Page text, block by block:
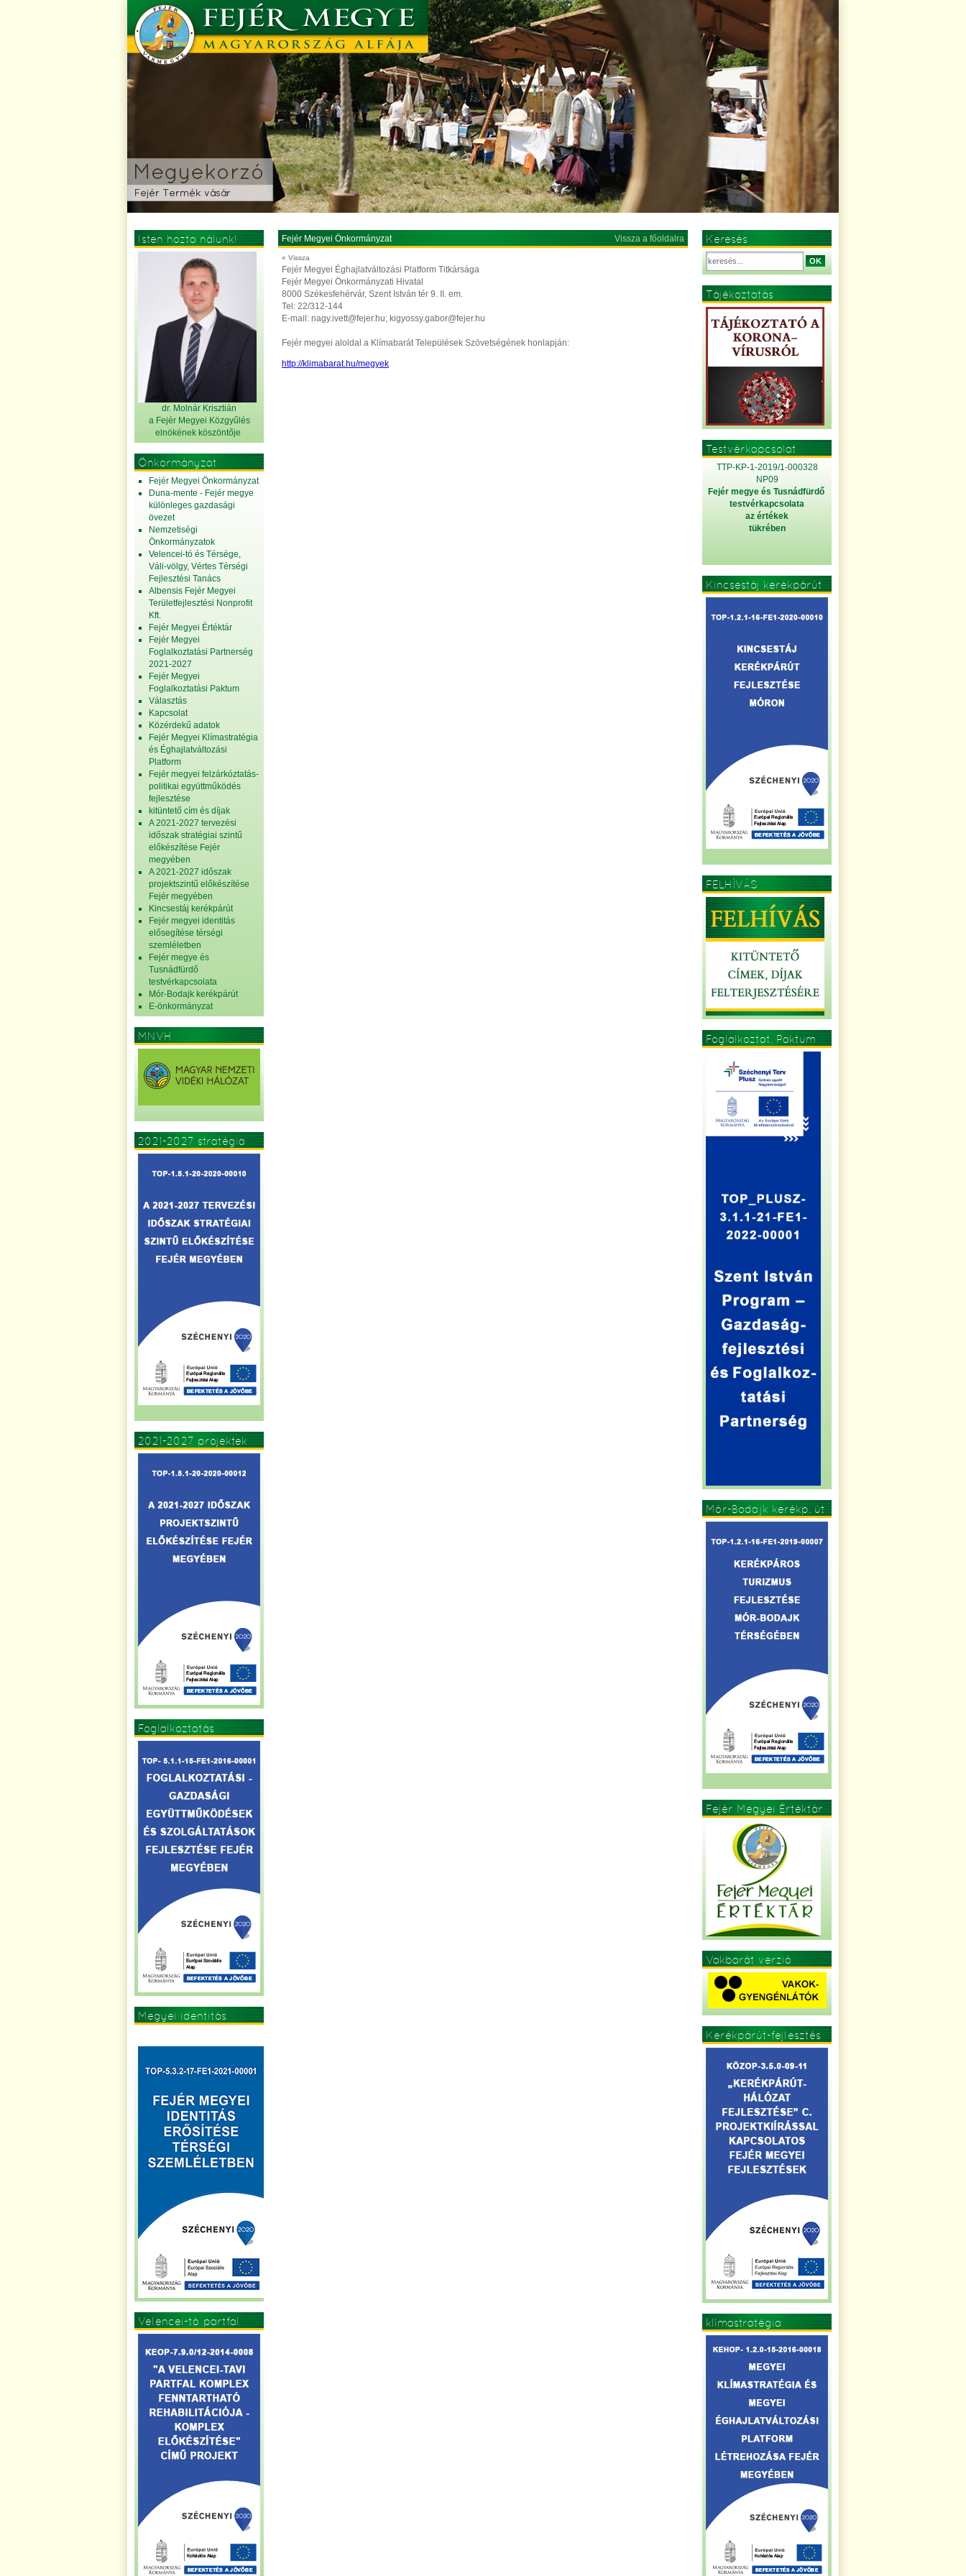
Isten hozta nálunk!
dr. Molnár Krisztián
a Fejér Megyei Közgyűlés
elnökének köszöntője
Önkormányzat
Fejér Megyei Önkormányzat
Duna-mente - Fejér megye
különleges gazdasági
övezet
Nemzetiségi
Önkormányzatok
Velencei-tó és Térsége,
Váli-völgy, Vértes Térségi
Fejlesztési Tanács
Albensis Fejér Megyei
Területfejlesztési Nonprofit
Kft.
Fejér Megyei Értéktár
Fejér Megyei
Foglalkoztatási Partnerség
2021-2027
Fejér Megyei
Foglalkoztatási Paktum
Választás
Kapcsolat
Közérdekű adatok
Fejér Megyei Klímastratégia
és Éghajlatváltozási
Platform
Fejér megyei felzárkóztatás-
politikai együttműködés
fejlesztése
kitüntető cím és díjak
A 2021-2027 tervezési
időszak stratégiai szintű
előkészítése Fejér
megyében
A 2021-2027 időszak
projektszintű előkészítése
Fejér megyében
Kincsestáj kerékpárút
Fejér megyei identitás
elősegítése térségi
szemléletben
Fejér megye és
Tusnádfürdő
testvérkapcsolata
Mór-Bodajk kerékpárút
E-önkormányzat
MNVH
2021-2027 stratégia
2021-2027 projektek
Foglalkoztatás
Megyei identitás
Velencei-tó partfal
Fejér Megyei Önkormányzat Vissza a főoldalra
« Vissza
Fejér Megyei Éghajlatváltozási Platform Titkársága
Fejér Megyei Önkormányzati Hivatal
8000 Székesfehérvár, Szent István tér 9. II. em.
Tel: 22/312-144
E-mail: nagy.ivett@fejer.hu; kigyossy.gabor@fejer.hu
Fejér megyei aloldal a Klímabarát Települések Szövetségének honlapján:
http://klimabarat.hu/megyek
Keresés
OK
Tájékoztatás
Testvérkapcsolat
TTP-KP-1-2019/1-000328
NP09
Fejér megye és Tusnádfürdő
testvérkapcsolata
az értékek
tükrében
Kincsestáj kerékpárút
FELHÍVÁS
Foglalkoztat. Paktum
Mór-Bodajk kerékp. út
Fejér Megyei Értéktár
Vakbarát verzió
Kerékpárút-fejlesztés
klímastratégia